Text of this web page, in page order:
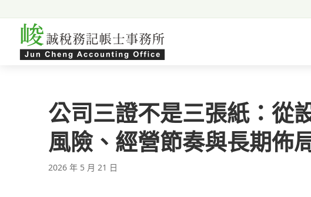
公司三證不是三張紙：從
風險、經營節奏與長期佈
2026 年 5 月 21 日